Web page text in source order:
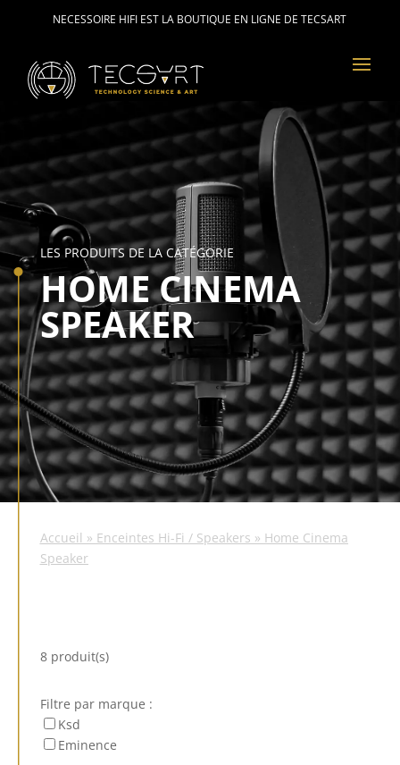
NECESSOIRE HIFI EST LA BOUTIQUE EN LIGNE DE TECSART
LES PRODUITS DE LA CATÉGORIE
HOME CINEMA
SPEAKER
Accueil » Enceintes Hi-Fi / Speakers » Home Cinema
Speaker
8 produit(s)
Filtre par marque :
Ksd
Eminence